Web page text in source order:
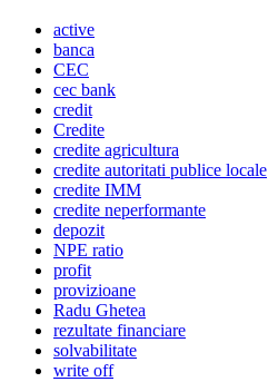
active
banca
CEC
cec bank
credit
Credite
credite agricultura
credite autoritati publice locale
credite IMM
credite neperformante
depozit
NPE ratio
profit
provizioane
Radu Ghetea
rezultate financiare
solvabilitate
write off